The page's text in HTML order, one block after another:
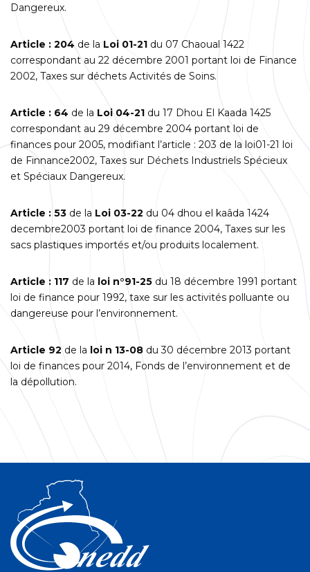
Dangereux.
Article : 204 de la Loi 01-21 du 07 Chaoual 1422
correspondant au 22 décembre 2001 portant loi de Finance
2002, Taxes sur déchets Activités de Soins.
Article : 64 de la Loi 04-21 du 17 Dhou El Kaada 1425
correspondant au 29 décembre 2004 portant loi de
finances pour 2005, modifiant l’article : 203 de la loi01-21 loi
de Finnance2002, Taxes sur Déchets Industriels Spécieux
et Spéciaux Dangereux.
Article : 53 de la Loi 03-22 du 04 dhou el kaâda 1424
decembre2003 portant loi de finance 2004, Taxes sur les
sacs plastiques importés et/ou produits localement.
Article : 117 de la loi n°91-25 du 18 décembre 1991 portant
loi de finance pour 1992, taxe sur les activités polluante ou
dangereuse pour l’environnement.
Article 92de la loi n 13-08 du 30 décembre 2013 portant
loi de finances pour 2014, Fonds de l’environnement et de
la dépollution.